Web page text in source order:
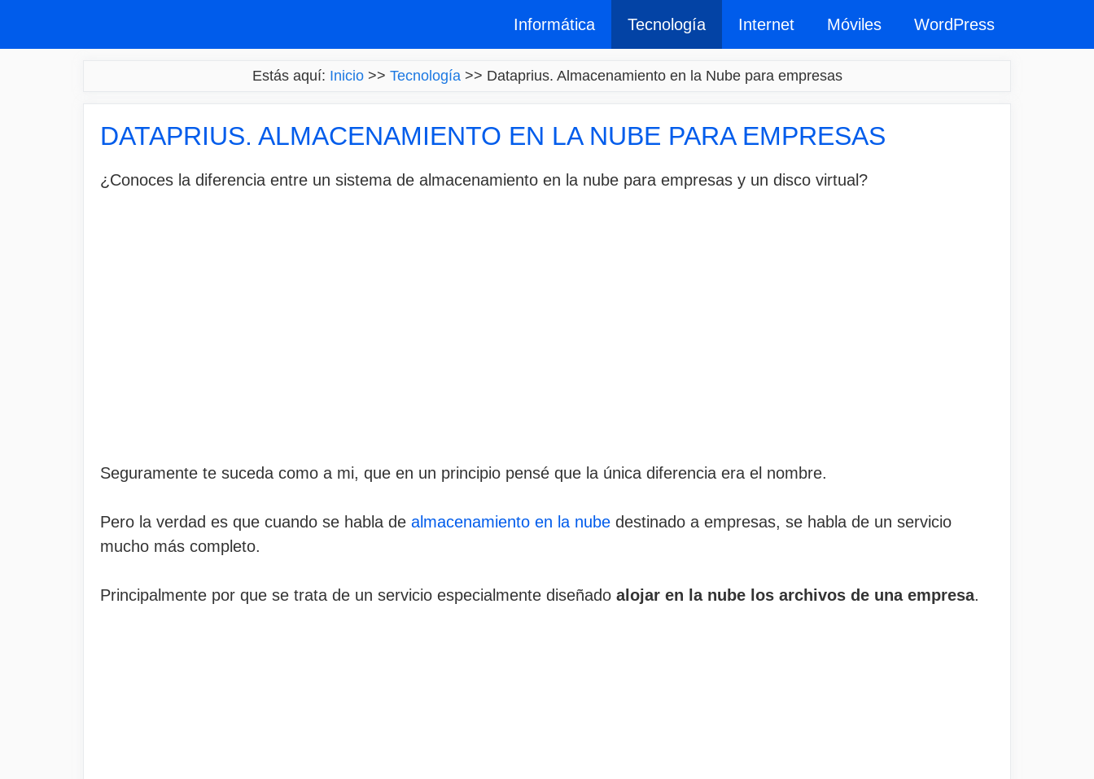
Informática Tecnología Internet Móviles WordPress
Estás aquí: Inicio>> Tecnología>> Dataprius. Almacenamiento en la Nube para empresas
DATAPRIUS. ALMACENAMIENTO EN LA NUBE PARA EMPRESAS
¿Conoces la diferencia entre un sistema de almacenamiento en la nube para empresas y un disco virtual?
Seguramente te suceda como a mi, que en un principio pensé que la única diferencia era el nombre.
Pero la verdad es que cuando se habla de almacenamiento en la nube destinado a empresas, se habla de un servicio
mucho más completo.
Principalmente por que se trata de un servicio especialmente diseñado alojar en la nube los archivos de una empresa.